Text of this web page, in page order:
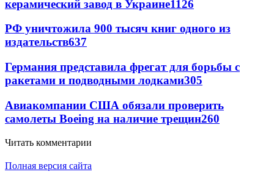
керамический завод в Украине1126
РФ уничтожила 900 тысяч книг одного из
издательств637
Германия представила фрегат для борьбы с
ракетами и подводными лодками305
Авиакомпании США обязали проверить
самолеты Boeing на наличие трещин260
Читать комментарии
Полная версия сайта